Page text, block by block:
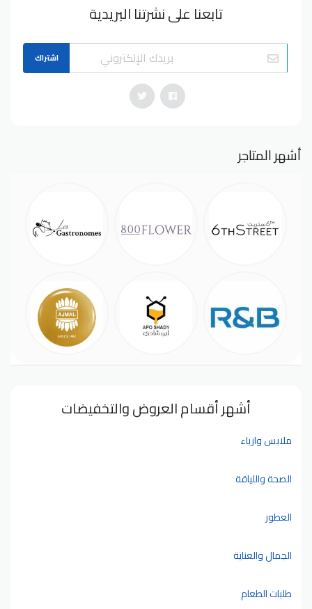
تابعنا على نشرتنا البريدية
اشتراك
أشهر المتاجر
أشهر أقسام العروض والتخفيضات
ملابس وازياء
الصحة واللياقة
العطور
الجمال والعناية
طلبات الطعام